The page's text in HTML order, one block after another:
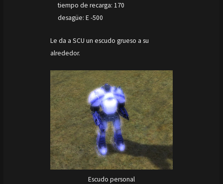
tiempo de recarga: 170
desagüe: E -500
Le da a SCU un escudo grueso a su
alrededor.
Escudo personal